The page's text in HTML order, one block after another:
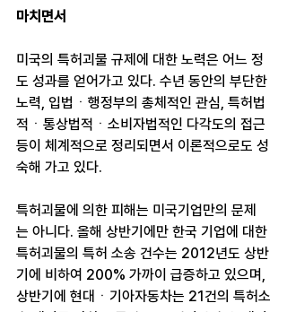
마치면서
미국의 특허괴물 규제에 대한 노력은 어느 정
도 성과를 얻어가고 있다. 수년 동안의 부단한
노력, 입법ㆍ행정부의 총체적인 관심, 특허법
적ㆍ통상법적ㆍ소비자법적인 다각도의 접근
등이 체계적으로 정리되면서 이론적으로도 성
숙해 가고 있다.
특허괴물에 의한 피해는 미국기업만의 문제
는 아니다. 올해 상반기에만 한국 기업에 대한
특허괴물의 특허 소송 건수는 2012년도 상반
기에 비하여 200% 가까이 급증하고 있으며,
상반기에 현대ㆍ기아자동차는 21건의 특허소